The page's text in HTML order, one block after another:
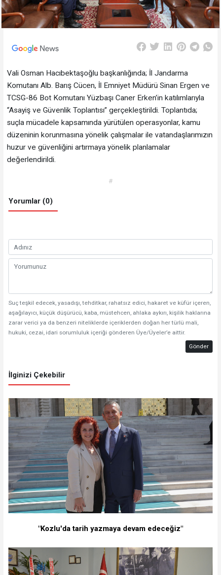
Vali Osman Hacıbektaşoğlu başkanlığında; İl Jandarma
Komutanı Alb. Barış Cücen, İl Emniyet Müdürü Sinan Ergen ve
TCSG-86 Bot Komutanı Yüzbaşı Caner Erken’in katılımlarıyla
“Asayiş ve Güvenlik Toplantısı” gerçekleştirildi. Toplantıda;
suçla mücadele kapsamında yürütülen operasyonlar, kamu
düzeninin korunmasına yönelik çalışmalar ile vatandaşlarımızın
huzur ve güvenliğini artırmaya yönelik planlamalar
değerlendirildi.
#
Yorumlar (0)
Suç teşkil edecek, yasadışı, tehditkar, rahatsız edici, hakaret ve küfür içeren,
aşağılayıcı, küçük düşürücü, kaba, müstehcen, ahlaka aykırı, kişilik haklarına
zarar verici ya da benzeri niteliklerde içeriklerden doğan her türlü mali,
hukuki, cezai, idari sorumluluk içeriği gönderen Üye/Üyeler’e aittir.
Gönder
İlginizi Çekebilir
"Kozlu'da tarih yazmaya devam edeceğiz"